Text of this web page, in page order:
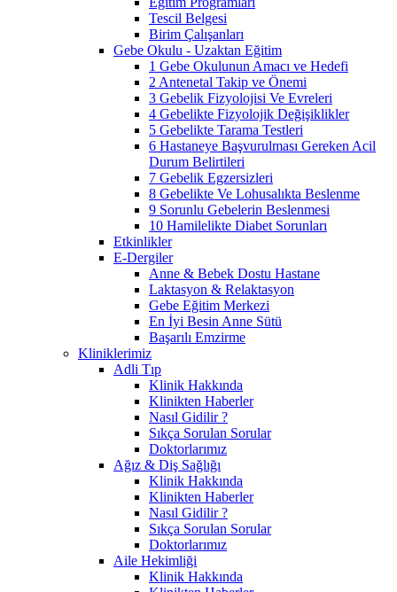
Tescil Belgesi
Birim Çalışanları
Gebe Okulu - Uzaktan Eğitim
1 Gebe Okulunun Amacı ve Hedefi
2 Antenetal Takip ve Önemi
3 Gebelik Fizyolojisi Ve Evreleri
4 Gebelikte Fizyolojik Değişiklikler
5 Gebelikte Tarama Testleri
6 Hastaneye Başvurulması Gereken Acil
Durum Belirtileri
7 Gebelik Egzersizleri
8 Gebelikte Ve Lohusalıkta Beslenme
9 Sorunlu Gebelerin Beslenmesi
10 Hamilelikte Diabet Sorunları
Etkinlikler
E-Dergiler
Anne & Bebek Dostu Hastane
Laktasyon & Relaktasyon
Gebe Eğitim Merkezi
En İyi Besin Anne Sütü
Başarılı Emzirme
Kliniklerimiz
Adli Tıp
Klinik Hakkında
Klinikten Haberler
Nasıl Gidilir ?
Sıkça Sorulan Sorular
Doktorlarımız
Ağız & Diş Sağlığı
Klinik Hakkında
Klinikten Haberler
Nasıl Gidilir ?
Sıkça Sorulan Sorular
Doktorlarımız
Aile Hekimliği
Klinik Hakkında